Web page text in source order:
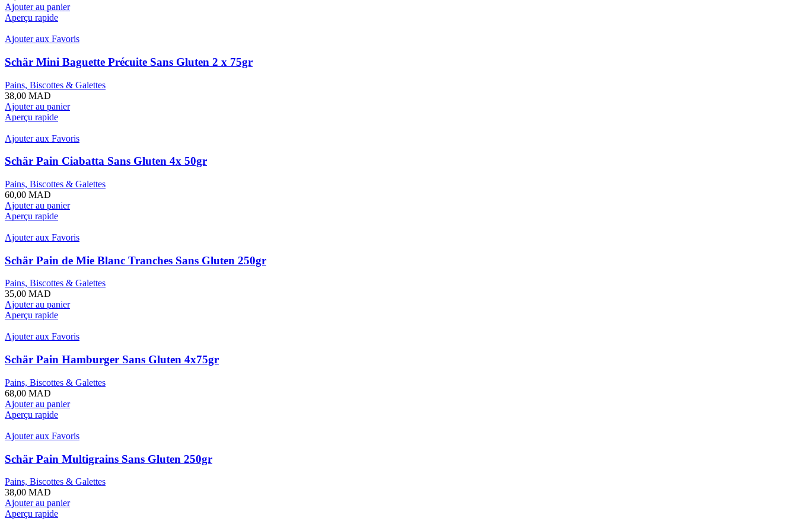
Ajouter au panier
Aperçu rapide
Ajouter aux Favoris
Schär Mini Baguette Précuite Sans Gluten 2 x 75gr
Pains, Biscottes & Galettes
38,00 MAD
Ajouter au panier
Aperçu rapide
Ajouter aux Favoris
Schär Pain Ciabatta Sans Gluten 4x 50gr
Pains, Biscottes & Galettes
60,00 MAD
Ajouter au panier
Aperçu rapide
Ajouter aux Favoris
Schär Pain de Mie Blanc Tranches Sans Gluten 250gr
Pains, Biscottes & Galettes
35,00 MAD
Ajouter au panier
Aperçu rapide
Ajouter aux Favoris
Schär Pain Hamburger Sans Gluten 4x75gr
Pains, Biscottes & Galettes
68,00 MAD
Ajouter au panier
Aperçu rapide
Ajouter aux Favoris
Schär Pain Multigrains Sans Gluten 250gr
Pains, Biscottes & Galettes
38,00 MAD
Ajouter au panier
Aperçu rapide